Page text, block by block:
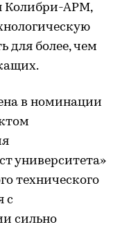
Колибри-АРМ,
для более, чем
в номинации
университета»
технического
с
сильно